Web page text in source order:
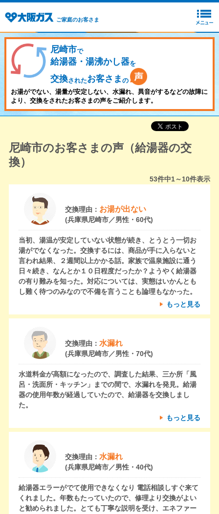
ご家庭のお客さま
尼崎市で
給湯器・湯沸かし器を
交換されたお客さま の
お湯がでない、湯量が安定しない、水漏れ、異音がするなどの故障に
より、交換をされたお客さまの声をご紹介します。
尼崎市のお客さまの声（給湯器の交
換）
53件中1～10件表示
交換理由： お湯が出ない
(兵庫県尼崎市／男性・60代)
当初、湯温が安定していない状態が続き、とうとう一切お
湯がでなくなった。交換するには、商品が手に入らないと
言われ結果、２週間以上かかる話。家族で温泉施設に通う
日々続き、なんとか１０日程度だったか？ようやく給湯器
の有り難みを知った。対応については、実態はいかんとも
し難く待つのみなので不備を言うことも論理もなかった。
もっと見る
交換理由： 水漏れ
(兵庫県尼崎市／男性・70代)
水道料金が高額になったので、調査した結果、三か所「風
呂・洗面所・キッチン」までの間で、水漏れを発見。給湯
器の使用年数が経過していたので、給湯器を交換しまし
た。
もっと見る
交換理由： 水漏れ
(兵庫県尼崎市／男性・40代)
給湯器エラーがでて使用できなくなり 電話相談しすぐ来て
くれました。年数もたっていたので、修理より交換がよい
と勧められました。とても丁寧な説明を受け、エネファー